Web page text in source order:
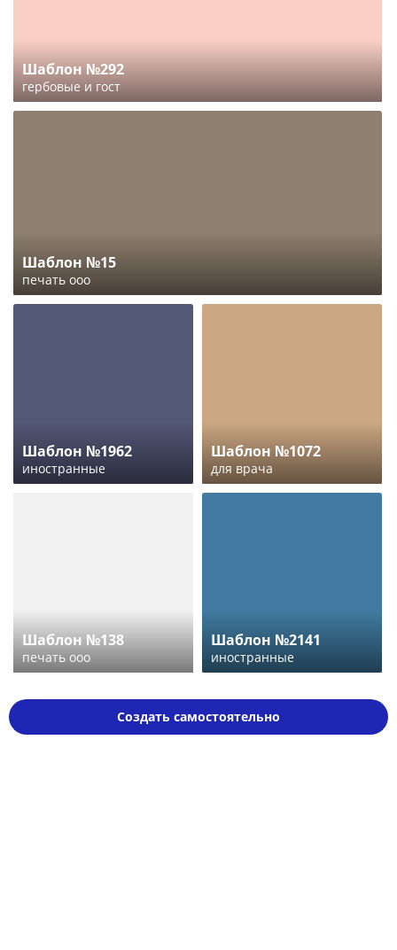
Шаблон №292
гербовые и гост
Шаблон №15
печать ооо
Шаблон №1962
иностранные
Шаблон №1072
для врача
Шаблон №138
печать ооо
Шаблон №2141
иностранные
Создать самостоятельно